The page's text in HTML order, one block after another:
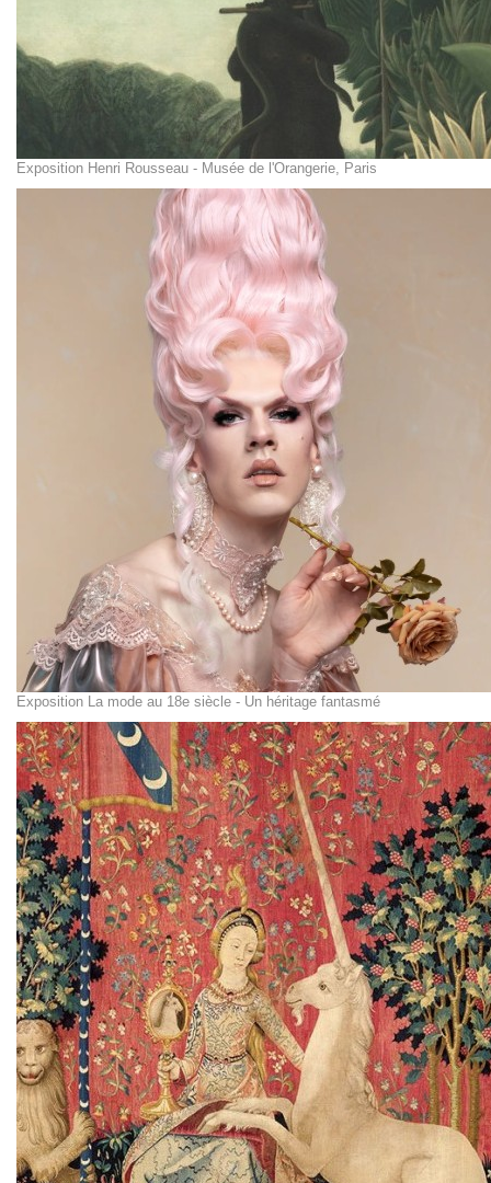
Exposition Henri Rousseau - Musée de l'Orangerie, Paris
Exposition La mode au 18e siècle - Un héritage fantasmé